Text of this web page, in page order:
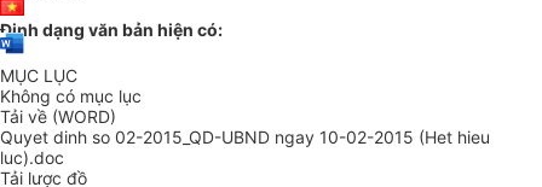
Định dạng văn bản hiện có:
MỤC LỤC
Không có mục lục
Tải về (WORD)
Quyet dinh so 02-2015_QD-UBND ngay 10-02-2015 (Het hieu
luc).doc
Tải lược đồ